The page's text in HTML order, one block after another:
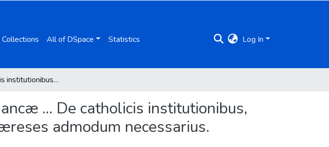
All of DSpace Statistics Log In
De catholicis institutionibus : Iacobi Simancæ ... De catholicis institutionibus, liber, ad præcauendas & extirpandas hæreses admodum necessarius.
... De catholicis institutionibus,
admodum necessarius.